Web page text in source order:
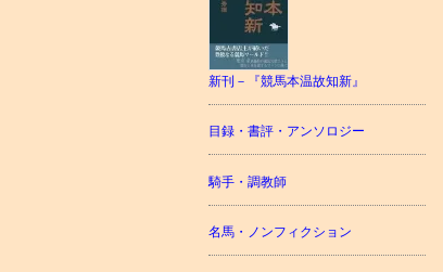
新刊－『競馬本温故知新』
目録・書評・アンソロジー
騎手・調教師
名馬・ノンフィクション